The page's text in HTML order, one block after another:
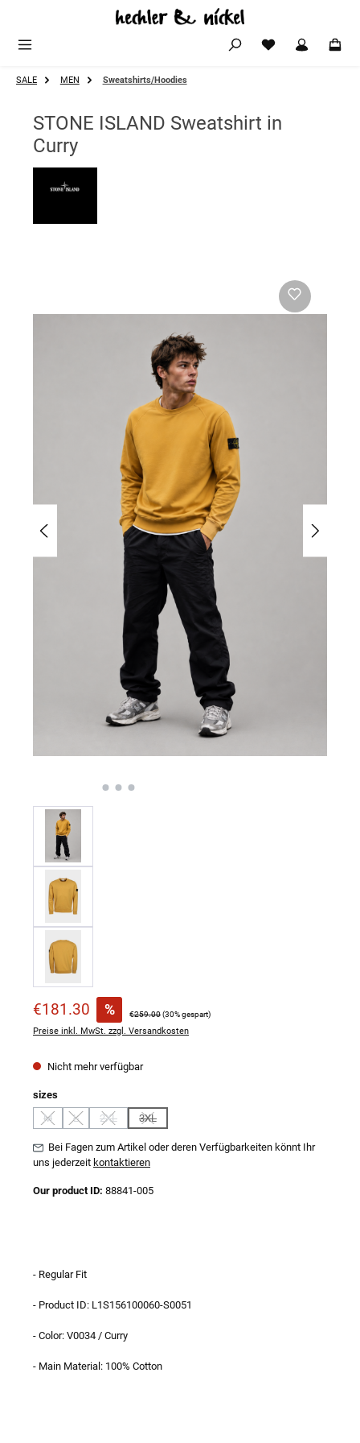
Zum Hauptinhalt springen
SALE MEN Sweatshirts/Hoodies
STONE ISLAND Sweatshirt in
Curry
Verkaufspreis:
€181.30 % Regulärer Preis:
€259.00(30% gespart)
Preise inkl. MwSt. zzgl. Versandkosten
Nicht mehr verfügbar
sizesauswählen
M
(Diese Option ist zurzeit nicht verfügbar.)
L
(Diese Option ist zurzeit nicht verfügbar.)
2XL
(Diese Option ist zurzeit nicht verfügbar.)
3XL
(Diese Option ist zurzeit nicht verfügbar.)
Bei Fagen zum Artikel oder deren Verfügbarkeiten könnt Ihr
uns jederzeit kontaktieren
Our product ID: 88841-005
- Regular Fit
- Product ID: L1S156100060-S0051
- Color: V0034 / Curry
- Main Material: 100% Cotton